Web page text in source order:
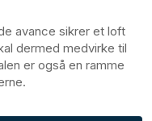
avance sikrer et loft
dermed medvirke til
er også en ramme